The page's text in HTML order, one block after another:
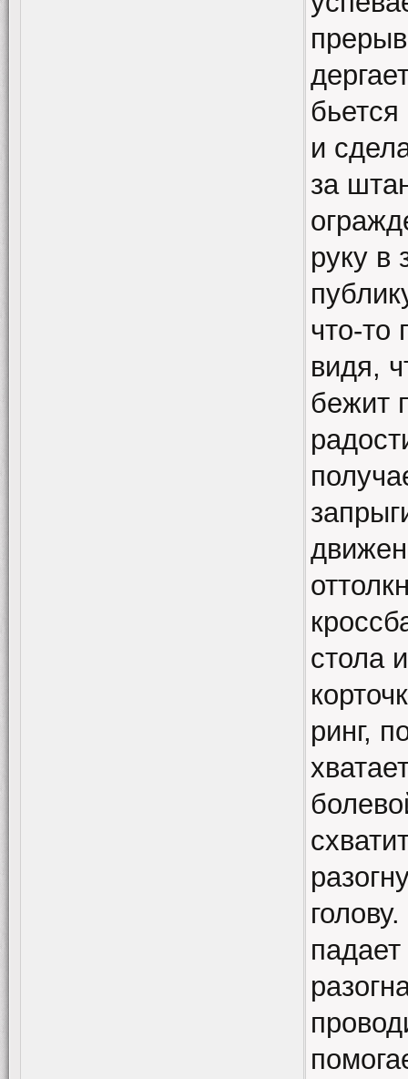
и
за
руку в
что-то
видя,
бежит
стола
ринг,